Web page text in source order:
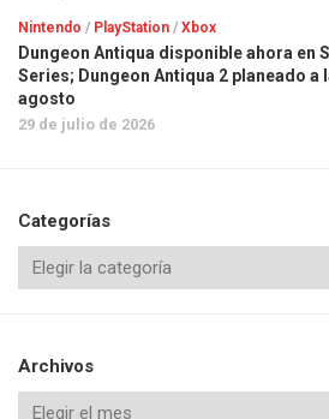
Nintendo / PlayStation / Xbox
Dungeon Antiqua disponible ahora en
Series; Dungeon Antiqua 2 planeado a
agosto
29 de julio de 2026
Categorías
Archivos